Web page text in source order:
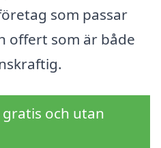
som passar
offert som är både
och utan